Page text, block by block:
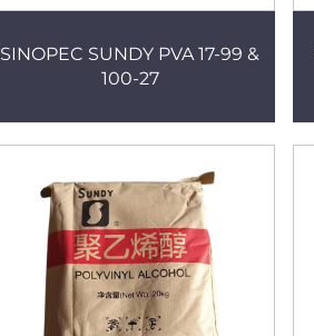
SINOPEC SUNDY PVA 17-99 &
100-27